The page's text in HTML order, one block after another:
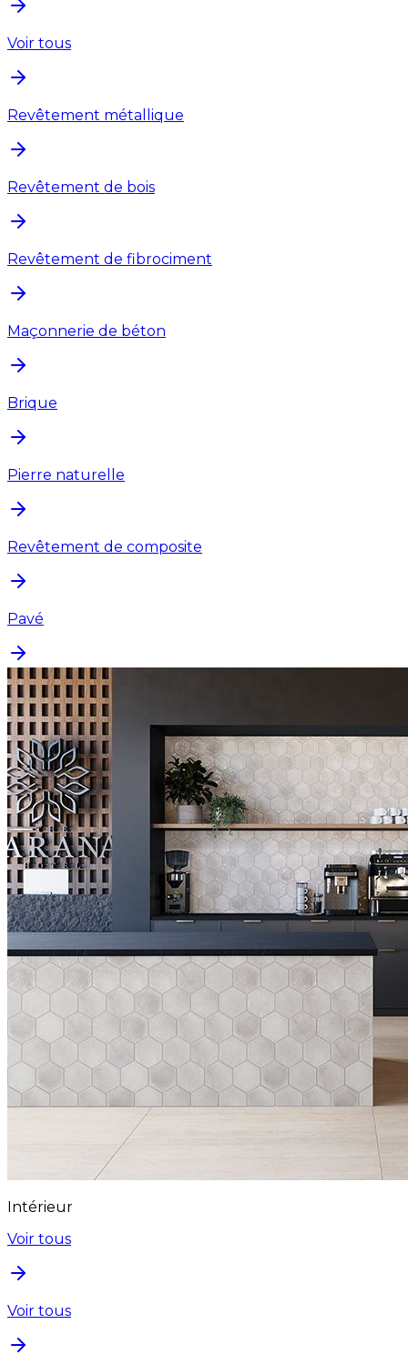
Voir tous
Revêtement métallique
Revêtement de bois
Revêtement de fibrociment
Maçonnerie de béton
Brique
Pierre naturelle
Revêtement de composite
Pavé
Intérieur
Voir tous
Voir tous